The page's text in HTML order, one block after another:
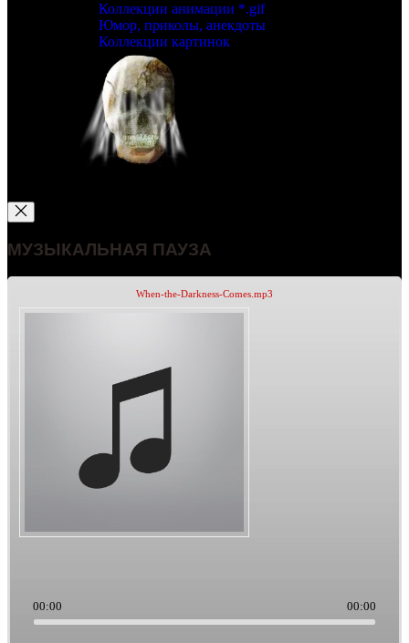
Коллекции анимации *.gif
Юмор, приколы, анекдоты
Коллекции картинок
МУЗЫКАЛЬНАЯ ПАУЗА
When-the-Darkness-Comes.mp3
00:00 00:00